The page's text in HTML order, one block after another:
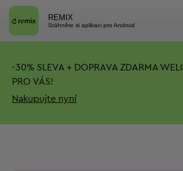
REMIX
Stáhněte si aplikaci pro Android
-30% SLEVA + DOPRAVA ZDARMA
PRO VÁS!
Nakupujte nyní